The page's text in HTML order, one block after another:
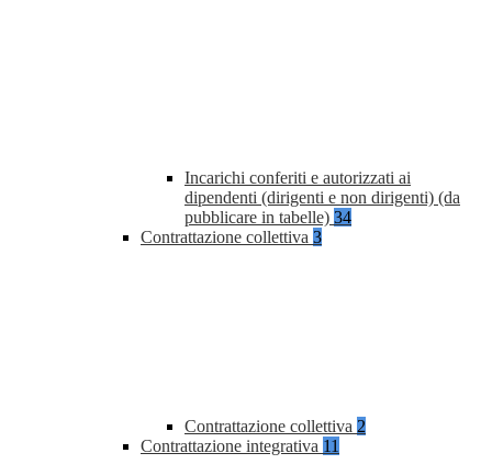
Incarichi conferiti e autorizzati ai
dipendenti (dirigenti e non dirigenti) (da
pubblicare in tabelle) 34
Contrattazione collettiva 3
Contrattazione collettiva 2
Contrattazione integrativa 11